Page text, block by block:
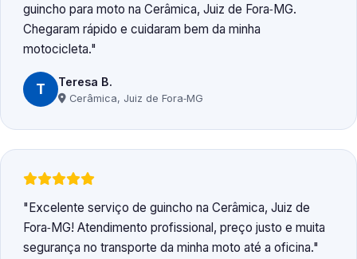
guincho para moto na Cerâmica, Juiz de Fora‑MG.
Chegaram rápido e cuidaram bem da minha
motocicleta.
T Teresa B.
Cerâmica, Juiz de Fora‑MG
Excelente serviço de guincho na Cerâmica, Juiz de
Fora‑MG! Atendimento profissional, preço justo e muita
segurança no transporte da minha moto até a oficina.